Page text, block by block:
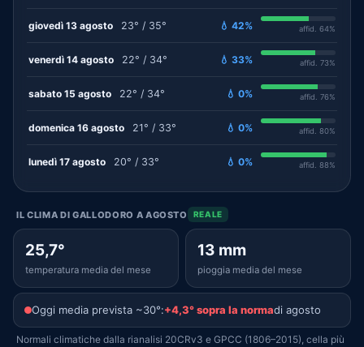
giovedì 13 agosto 23° / 35° 💧 42% affid. 64%
venerdì 14 agosto 22° / 34° 💧 33% affid. 73%
sabato 15 agosto 22° / 34° 💧 0% affid. 76%
domenica 16 agosto 21° / 33° 💧 0% affid. 80%
lunedì 17 agosto 20° / 33° 💧 0% affid. 88%
IL CLIMA DI GALLODORO A AGOSTO REALE
25,7°
temperatura media del mese
13 mm
pioggia media del mese
Oggi media prevista ~30°:+4,3° sopra la normadi agosto
Normali climatiche dalla rianalisi 20CRv3 e GPCC (1806–2015), cella più